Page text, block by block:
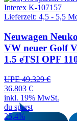
Lieferzeit: 4,5 - 5,5
Neuwagen
VW neuer Golf
1.5 eTSI OPF
UPE 49.329 €
36.803 €
inkl. 19% MwSt.
du sparst
25,4%